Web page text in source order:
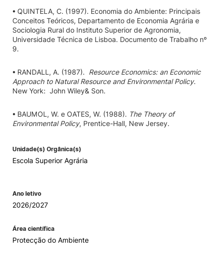
• QUINTELA, C. (1997). Economia do Ambiente: Principais
Conceitos Teóricos, Departamento de Economia Agrária e
Sociologia Rural do Instituto Superior de Agronomia,
Universidade Técnica de Lisboa. Documento de Trabalho nº
9.
• RANDALL, A. (1987). Resource Economics: an Economic
Approach to Natural Resource and Environmental Policy.
New York: John Wiley& Son.
• BAUMOL, W. e OATES, W. (1988). The Theory of
Environmental Policy, Prentice-Hall, New Jersey.
Unidade(s) Orgânica(s)
Escola Superior Agrária
Ano letivo
2026/2027
Área científica
Protecção do Ambiente